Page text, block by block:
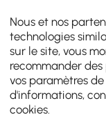
Nous et nos
technologies
sur le site, vous
recommander
vos paramètres
d'informations,
cookies